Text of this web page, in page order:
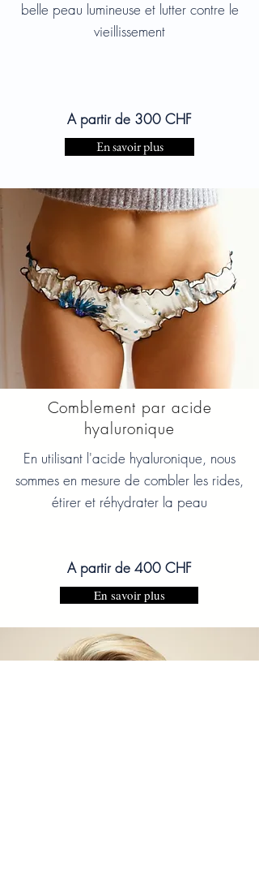
belle peau lumineuse et lutter contre le
vieillissement
A partir de 300 CHF
En savoir plus
Comblement par acide
hyaluronique
En utilisant l'acide hyaluronique, nous
sommes en mesure de combler les rides,
étirer et réhydrater la peau
A partir de 400 CHF
En savoir plus